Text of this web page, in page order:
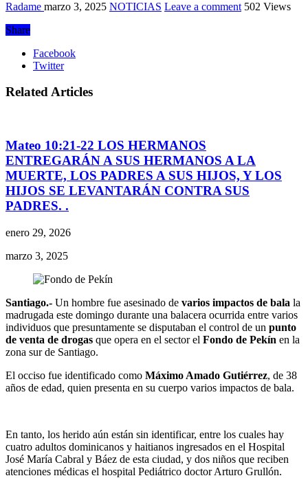
Radame marzo 3, 2025 NOTICIAS Leave a comment 502 Views
Share
Facebook
Twitter
Related Articles
Mateo 10:21-22 LOS HERMANOS
ENTREGARÁN A SUS HERMANOS A LA
MUERTE, LOS PADRES A SUS HIJOS, Y LOS
HIJOS SE LEVANTARÁN CONTRA SUS
PADRES. .
enero 29, 2026
marzo 3, 2025
Santiago.- Un hombre fue asesinado de varios impactos de bala la
madrugada este domingo durante una balacera ocurrida entre varios
individuos que presuntamente se disputaban el control de un punto
de venta de drogas que opera en el sector el Fondo de Pekín en la
zona sur de Santiago.
El occiso fue identificado como Máximo Amado Gutiérrez, de 38
años de edad, quien presenta en su cuerpo varios impactos de bala.
En tanto, los herido aún están sin identificar, entre los cuales hay
cuatro adultos dominicanos y haitianos ingresados en el Hospital
José María Cabral y Báez de esta ciudad, y dos niños que reciben
atenciones médicas el hospital Pediátrico doctor Arturo Grullón.